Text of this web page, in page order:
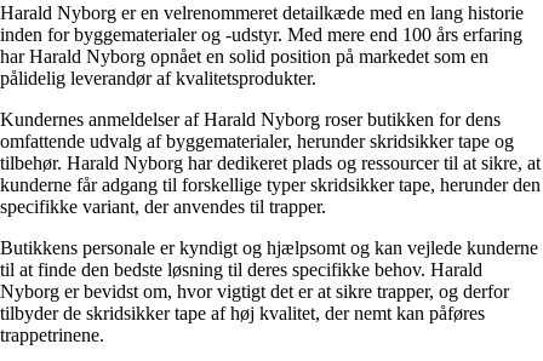
Harald Nyborg er en velrenommeret detailkæde med en lang historie
inden for byggematerialer og -udstyr. Med mere end 100 års erfaring
har Harald Nyborg opnået en solid position på markedet som en
pålidelig leverandør af kvalitetsprodukter.
Kundernes anmeldelser af Harald Nyborg roser butikken for dens
omfattende udvalg af byggematerialer, herunder skridsikker tape og
tilbehør. Harald Nyborg har dedikeret plads og ressourcer til at sikre, at
kunderne får adgang til forskellige typer skridsikker tape, herunder den
specifikke variant, der anvendes til trapper.
Butikkens personale er kyndigt og hjælpsomt og kan vejlede kunderne
til at finde den bedste løsning til deres specifikke behov. Harald
Nyborg er bevidst om, hvor vigtigt det er at sikre trapper, og derfor
tilbyder de skridsikker tape af høj kvalitet, der nemt kan påføres
trappetrinene.